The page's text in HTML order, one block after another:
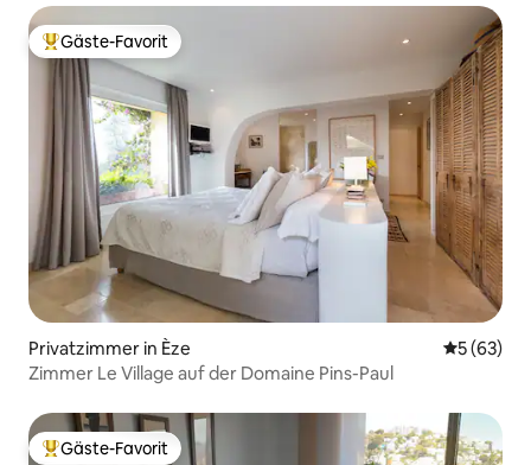
Beliebter Gäste-Favorit.
Gäste-Favorit
Privatzimmer in Èze
5 (63)
Zimmer Le Village auf der Domaine Pins-Paul
Beliebter Gäste-Favorit.
Gäste-Favorit